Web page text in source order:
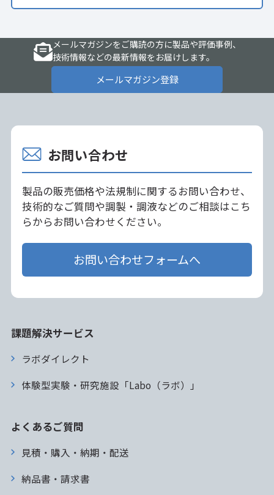
メールマガジンをご購読の方に製品や評価事例、
技術情報などの最新情報をお届けします。
メールマガジン登録
お問い合わせ
製品の販売価格や法規制に関するお問い合わせ、
技術的なご質問や調製・調液などのご相談はこち
らからお問い合わせください。
お問い合わせフォームへ
課題解決サービス
ラボダイレクト
体験型実験・研究施設「Labo（ラボ）」
よくあるご質問
見積・購入・納期・配送
納品書・請求書